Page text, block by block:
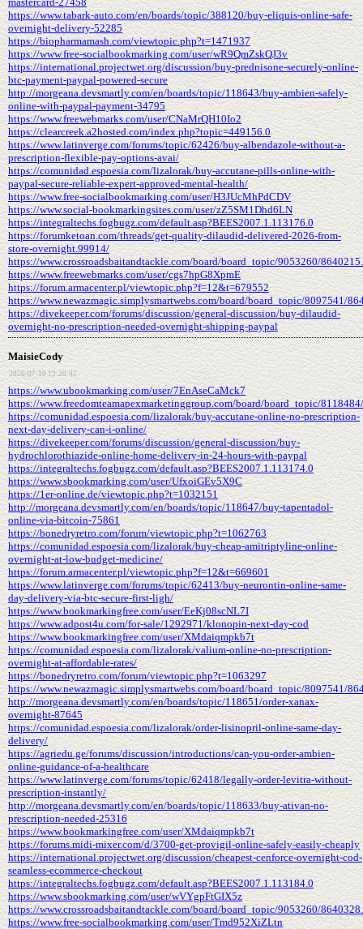
https://www.tabark-auto.com/en/boards/topic/388120/buy-eliquis-online-safe-
overnight-delivery-52285
https://biopharmamash.com/viewtopic.php?t=1471937
https://www.free-socialbookmarking.com/user/wR9QmZskQJ3v
https://international.projectwet.org/discussion/buy-prednisone-securely-online-
btc-payment-paypal-powered-secure
http://morgeana.devsmartly.com/en/boards/topic/118643/buy-ambien-safely-
online-with-paypal-payment-34795
https://www.freewebmarks.com/user/CNaMrQH10Io2
https://clearcreek.a2hosted.com/index.php?topic=449156.0
https://www.latinverge.com/forums/topic/62426/buy-albendazole-without-a-
prescription-flexible-pay-options-avai/
https://comunidad.espoesia.com/lizalorak/buy-accutane-pills-online-with-
paypal-secure-reliable-expert-approved-mental-health/
https://www.free-socialbookmarking.com/user/H3JUcMhPdCDV
https://www.social-bookmarkingsites.com/user/zZ5SM1Dhd6LN
https://integraltechs.fogbugz.com/default.asp?BEES2007.1.113176.0
https://forumketoan.com/threads/get-quality-dilaudid-delivered-2026-from-
store-overnight.99914/
https://www.crossroadsbaitandtackle.com/board/board_topic/9053260/
https://www.freewebmarks.com/user/cgs7hpG8XpmE
https://forum.armacenter.pl/viewtopic.php?f=12&t=679552
https://www.newazmagic.simplysmartwebs.com/board/board_topic/8097541/
https://divekeeper.com/forums/discussion/general-discussion/buy-dilaudid-
overnight-no-prescription-needed-overnight-shipping-paypal
MaisieCody
2026-07-10 12:20:41
https://www.ubookmarking.com/user/7EnAseCaMck7
https://www.freedomteamapexmarketinggroup.com/board/board_topic/
https://comunidad.espoesia.com/lizalorak/buy-accutane-online-no-prescription-
next-day-delivery-can-i-online/
https://divekeeper.com/forums/discussion/general-discussion/buy-
hydrochlorothiazide-online-home-delivery-in-24-hours-with-paypal
https://integraltechs.fogbugz.com/default.asp?BEES2007.1.113174.0
https://www.sbookmarking.com/user/UfxoiGEv5X9C
https://1er-online.de/viewtopic.php?t=1032151
http://morgeana.devsmartly.com/en/boards/topic/118647/buy-tapentadol-
online-via-bitcoin-75861
https://bonedryretro.com/forum/viewtopic.php?t=1062763
https://comunidad.espoesia.com/lizalorak/buy-cheap-amitriptyline-online-
overnight-at-low-budget-medicine/
https://forum.armacenter.pl/viewtopic.php?f=12&t=669601
https://www.latinverge.com/forums/topic/62413/buy-neurontin-online-same-
day-delivery-via-btc-secure-first-ligh/
https://www.bookmarkingfree.com/user/EeKj08scNL7I
https://www.adpost4u.com/for-sale/1292971/klonopin-next-day-cod
https://www.bookmarkingfree.com/user/XMdaiqmpkb7t
https://comunidad.espoesia.com/lizalorak/valium-online-no-prescription-
overnight-at-affordable-rates/
https://bonedryretro.com/forum/viewtopic.php?t=1063297
https://www.newazmagic.simplysmartwebs.com/board/board_topic/8097541/
http://morgeana.devsmartly.com/en/boards/topic/118651/order-xanax-
overnight-87645
https://comunidad.espoesia.com/lizalorak/order-lisinopril-online-same-day-
delivery/
https://agriedu.ge/forums/discussion/introductions/can-you-order-ambien-
online-guidance-of-a-healthcare
https://www.latinverge.com/forums/topic/62418/legally-order-levitra-without-
prescription-instantly/
http://morgeana.devsmartly.com/en/boards/topic/118633/buy-ativan-no-
prescription-needed-25316
https://www.bookmarkingfree.com/user/XMdaiqmpkb7t
https://forums.midi-mixer.com/d/3700-get-provigil-online-safely-easily-cheaply
https://international.projectwet.org/discussion/cheapest-cenforce-overnight-cod-
seamless-ecommerce-checkout
https://integraltechs.fogbugz.com/default.asp?BEES2007.1.113184.0
https://www.sbookmarking.com/user/wVYgpFtGIX5z
https://www.crossroadsbaitandtackle.com/board/board_topic/9053260/
https://www.free-socialbookmarking.com/user/Tmd952XiZLtn